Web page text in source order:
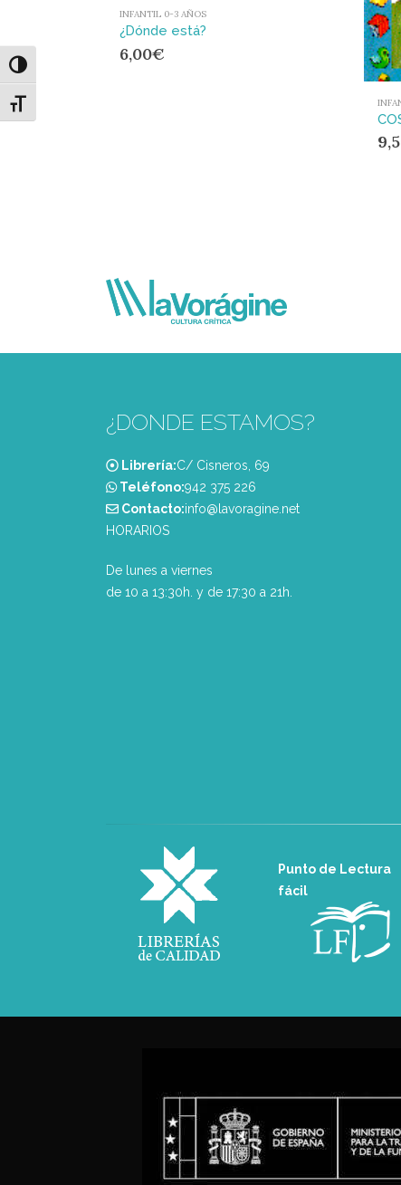
Alternar alto contraste
Alternar tamaño de letra
INFANTIL 0-3 AÑOS
¿Dónde está?
6,00€
¿DONDE ESTAMOS?
Librería:C/ Cisneros, 69
Teléfono:‭942 375 226‬
Contacto:info@lavoragine.net
HORARIOS
De lunes a viernes
de 10 a 13:30h. y de 17:30 a 21h.
Punto de Lectura
fácil